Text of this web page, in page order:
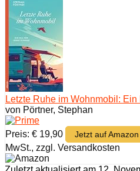
Letzte Ruhe im Wohnmobil:
von Pörtner, Stephan
Preis: € 19,90 Jetzt auf
MwSt., zzgl. Versandkosten